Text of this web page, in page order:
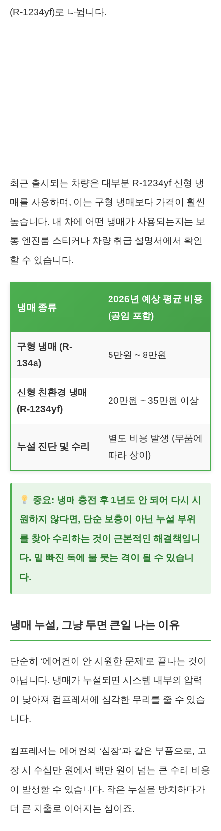
(R-1234yf)로 나뉩니다.
최근 출시되는 차량은 대부분 R-1234yf 신형 냉
매를 사용하며, 이는 구형 냉매보다 가격이 훨씬
높습니다. 내 차에 어떤 냉매가 사용되는지는 보
통 엔진룸 스티커나 차량 취급 설명서에서 확인
할 수 있습니다.
냉매 종류
2026년 예상 평균 비용
(공임 포함)
구형 냉매 (R-
134a)
5만원 ~ 8만원
신형 친환경 냉매
(R-1234yf)
20만원 ~ 35만원 이상
누설 진단 및 수리
별도 비용 발생 (부품에
따라 상이)
중요: 냉매 충전 후 1년도 안 되어 다시 시
원하지 않다면, 단순 보충이 아닌 누설 부위
를 찾아 수리하는 것이 근본적인 해결책입니
다. 밑 빠진 독에 물 붓는 격이 될 수 있습니
다.
냉매 누설, 그냥 두면 큰일 나는 이유
단순히 ‘에어컨이 안 시원한 문제’로 끝나는 것이
아닙니다. 냉매가 누설되면 시스템 내부의 압력
이 낮아져 컴프레서에 심각한 무리를 줄 수 있습
니다.
컴프레서는 에어컨의 ‘심장’과 같은 부품으로, 고
장 시 수십만 원에서 백만 원이 넘는 큰 수리 비용
이 발생할 수 있습니다. 작은 누설을 방치하다가
더 큰 지출로 이어지는 셈이죠.